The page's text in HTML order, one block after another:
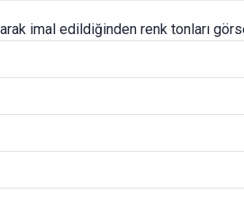
imal edildiğinden renk tonları